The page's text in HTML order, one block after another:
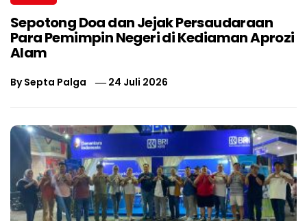
Sepotong Doa dan Jejak Persaudaraan
Para Pemimpin Negeri di Kediaman Aprozi
Alam
BySepta Palga 24 Juli 2026